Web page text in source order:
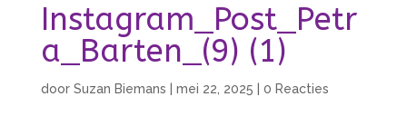
Instagram_Post_Petr
a_Barten_(9) (1)
door Suzan Biemans mei 22, 2025 0 Reacties